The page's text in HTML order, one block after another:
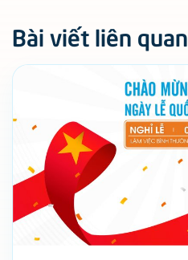
Bài viết liên quan